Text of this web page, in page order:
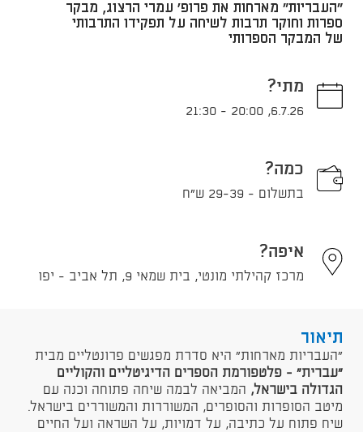
"העבריות" מארחות את פרופ' עמרי הרצוג, מבקר
ספרות וחוקר תרבות לשיחה על תפקידו התרבותי
של המבקר הספרותי
מתי?
6.7.26
,
20:00
-
21:30
כמה?
בתשלום - 29-39 ש"ח
איפה?
מרכז קהילתי מונטי, בית שמאי 9, תל אביב - יפו
תיאור
"העבריות מארחות" היא סדרת מפגשים פרונטליים מבית
"עברית" - פלטפורמת הספרים הדיגיטליים והקוליים
הגדולה בישראל, המביאה לבמה שיחה פתוחה וכנה עם
מיטב הסופרות והסופרים, המשוררות והמשוררים בישראל.
שיח פתוח על כתיבה, על דמויות, על השראה ועל החיים